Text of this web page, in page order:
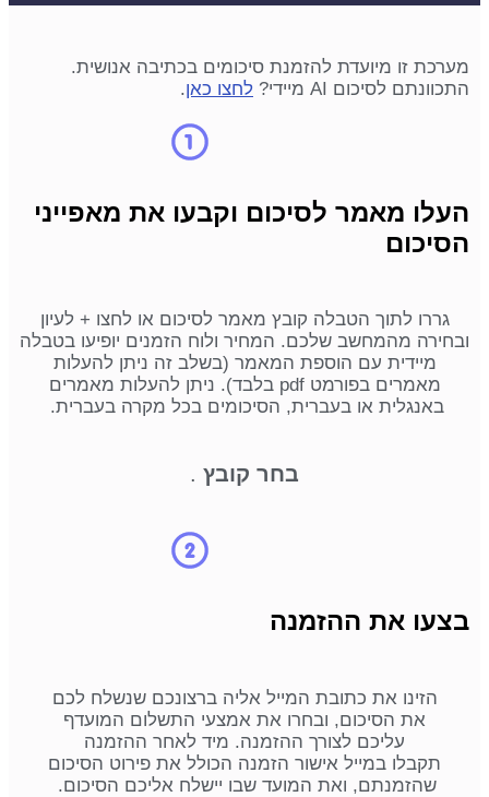
מערכת זו מיועדת להזמנת סיכומים בכתיבה אנושית.
התכוונתם לסיכום AI מיידי?
לחצו כאן.
העלו מאמר לסיכום וקבעו את מאפייני
הסיכום
גררו לתוך הטבלה קובץ מאמר לסיכום או לחצו + לעיון
ובחירה מהמחשב שלכם. המחיר ולוח הזמנים יופיעו בטבלה
מיידית עם הוספת המאמר (בשלב זה ניתן להעלות
מאמרים בפורמט pdf בלבד). ניתן להעלות מאמרים
באנגלית או בעברית, הסיכומים בכל מקרה בעברית.
בחר קובץ .
בצעו את ההזמנה
הזינו את כתובת המייל אליה ברצונכם שנשלח לכם
את הסיכום, ובחרו את אמצעי התשלום המועדף
עליכם לצורך ההזמנה. מיד לאחר ההזמנה
תקבלו במייל אישור הזמנה הכולל את פירוט הסיכום
שהזמנתם, ואת המועד שבו יישלח אליכם הסיכום.